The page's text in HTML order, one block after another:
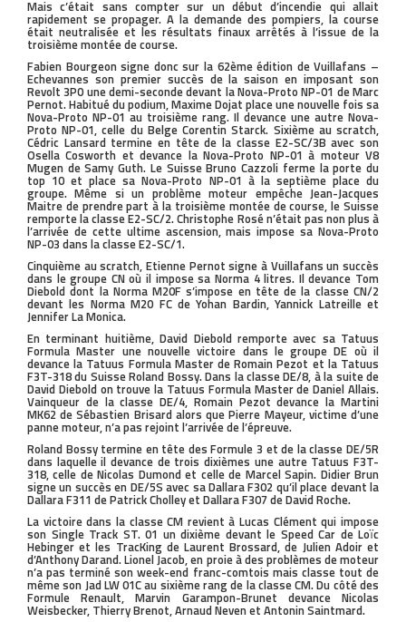
Mais c’était sans compter sur un début d’incendie qui allait
rapidement se propager. A la demande des pompiers, la course
était neutralisée et les résultats finaux arrêtés à l’issue de la
troisième montée de course.
Fabien Bourgeon signe donc sur la 62ème édition de Vuillafans –
Echevannes son premier succès de la saison en imposant son
Revolt 3P0 une demi-seconde devant la Nova-Proto NP-01 de Marc
Pernot. Habitué du podium, Maxime Dojat place une nouvelle fois sa
Nova-Proto NP-01 au troisième rang. Il devance une autre Nova-
Proto NP-01, celle du Belge Corentin Starck. Sixième au scratch,
Cédric Lansard termine en tête de la classe E2-SC/3B avec son
Osella Cosworth et devance la Nova-Proto NP-01 à moteur V8
Mugen de Samy Guth. Le Suisse Bruno Cazzoli ferme la porte du
top 10 et place sa Nova-Proto NP-01 à la septième place du
groupe. Même si un problème moteur empêche Jean-Jacques
Maitre de prendre part à la troisième montée de course, le Suisse
remporte la classe E2-SC/2. Christophe Rosé n’était pas non plus à
l’arrivée de cette ultime ascension, mais impose sa Nova-Proto
NP-03 dans la classe E2-SC/1.
Cinquième au scratch, Etienne Pernot signe à Vuillafans un succès
dans le groupe CN où il impose sa Norma 4 litres. Il devance Tom
Diebold dont la Norma M20F s’impose en tête de la classe CN/2
devant les Norma M20 FC de Yohan Bardin, Yannick Latreille et
Jennifer La Monica.
En terminant huitième, David Diebold remporte avec sa Tatuus
Formula Master une nouvelle victoire dans le groupe DE où il
devance la Tatuus Formula Master de Romain Pezot et la Tatuus
F3T-318 du Suisse Roland Bossy. Dans la classe DE/8, à la suite de
David Diebold on trouve la Tatuus Formula Master de Daniel Allais.
Vainqueur de la classe DE/4, Romain Pezot devance la Martini
MK62 de Sébastien Brisard alors que Pierre Mayeur, victime d’une
panne moteur, n’a pas rejoint l’arrivée de l’épreuve.
Roland Bossy termine en tête des Formule 3 et de la classe DE/5R
dans laquelle il devance de trois dixièmes une autre Tatuus F3T-
318, celle de Nicolas Dumond et celle de Marcel Sapin. Didier Brun
signe un succès en DE/5S avec sa Dallara F302 qu’il place devant la
Dallara F311 de Patrick Cholley et Dallara F307 de David Roche.
La victoire dans la classe CM revient à Lucas Clément qui impose
son Single Track ST. 01 un dixième devant le Speed Car de Loïc
Hebinger et les TracKing de Laurent Brossard, de Julien Adoir et
d’Anthony Darand. Lionel Jacob, en proie à des problèmes de moteur
n’a pas terminé son week-end franc-comtois mais classe tout de
même son Jad LW 01C au sixième rang de la classe CM. Du côté des
Formule Renault, Marvin Garampon-Brunet devance Nicolas
Weisbecker, Thierry Brenot, Arnaud Neven et Antonin Saintmard.